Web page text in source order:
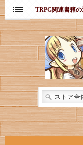
TRPG関連書籍の